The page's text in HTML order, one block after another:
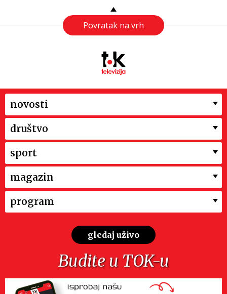
Povratak na vrh
novosti
društvo
sport
magazin
program
gledaj uživo
Budite u TOK-u